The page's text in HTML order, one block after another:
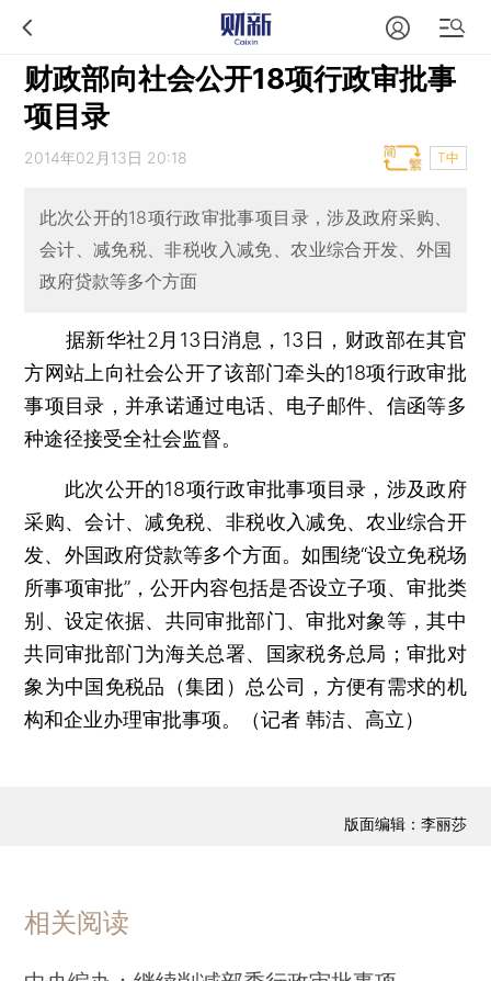
财政部向社会公开18项行政审批事
项目录
2014年02月13日 20:18 T中
此次公开的18项行政审批事项目录，涉及政府采购、
会计、减免税、非税收入减免、农业综合开发、外国
政府贷款等多个方面
据新华社2月13日消息，13日，财政部在其官
方网站上向社会公开了该部门牵头的18项行政审批
事项目录，并承诺通过电话、电子邮件、信函等多
种途径接受全社会监督。
此次公开的18项行政审批事项目录，涉及政府
采购、会计、减免税、非税收入减免、农业综合开
发、外国政府贷款等多个方面。如围绕“设立免税场
所事项审批”，公开内容包括是否设立子项、审批类
别、设定依据、共同审批部门、审批对象等，其中
共同审批部门为海关总署、国家税务总局；审批对
象为中国免税品（集团）总公司，方便有需求的机
构和企业办理审批事项。（记者 韩洁、高立）
版面编辑：李丽莎
相关阅读